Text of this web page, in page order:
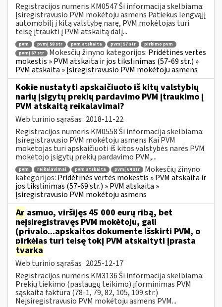
Registracijos numeris KM0547 Ši informacija skelbiama:
Įsiregistravusio PVM mokėtoju asmens Patiekus lengvąjį
automobilį į kitą valstybę narę, PVM mokėtojas turi
teisę įtraukti į PVM atskaitą dalį...
pvm pvmį 58 str pvm atskaita pvmį 57 str
pirkimo pvm
pvmį 67 str
Mokesčių žinyno kategorijos: Pridėtinės vertės
mokestis » PVM atskaita ir jos tikslinimas (57-69 str.) »
PVM atskaita » Įsiregistravusio PVM mokėtoju asmens
Kokie nustatyti apskaičiuoto iš kitų valstybių
narių įsigytų prekių pardavimo PVM įtraukimo į
PVM atskaitą reikalavimai?
Web turinio sąrašas 2018-11-22
Registracijos numeris KM0558 Ši informacija skelbiama:
Įsiregistravusio PVM mokėtoju asmens Kai PVM
mokėtojas turi apskaičiuoti iš kitos valstybės narės PVM
mokėtojo įsigytų prekių pardavimo PVM,...
pvm reikalavimai pvm atskaita pvmį 64 str
Mokesčių žinyno
kategorijos: Pridėtinės vertės mokestis » PVM atskaita ir
jos tikslinimas (57-69 str.) » PVM atskaita »
Įsiregistravusio PVM mokėtoju asmens
Ar asmuo, viršijęs 45 000 eurų ribą, bet
neįsiregistravęs PVM mokėtoju, gali
(privalo...apskaitos dokumente išskirti PVM, o
pirkėjas turi teisę tokį PVM atskaityti įprasta
tvarka
Web turinio sąrašas 2025-12-17
Registracijos numeris KM3136 Ši informacija skelbiama:
Prekių tiekimo (paslaugų teikimo) įforminimas PVM
sąskaita faktūra (78-1, 79, 82, 105, 109 str.)
Neįsiregistravusio PVM mokėtoju asmens PVM...